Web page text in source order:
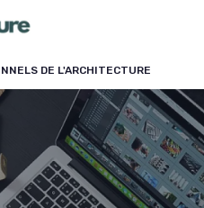
DE L'ARCHITECTURE